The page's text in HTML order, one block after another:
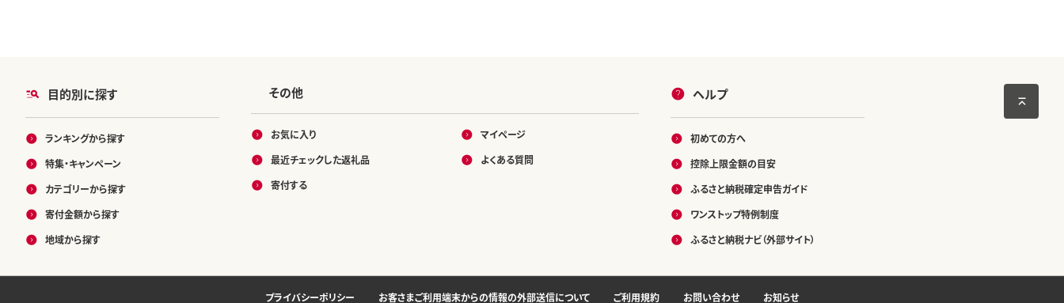
目的別に探す
ランキングから探す
特集・キャンペーン
カテゴリーから探す
寄付金額から探す
地域から探す
その他
お気に入り
最近チェックした返礼品
寄付する
マイページ
よくある質問
ヘルプ
初めての方へ
控除上限金額の目安
ふるさと納税確定申告ガイド
ワンストップ特例制度
ふるさと納税ナビ（外部サイト）
プライバシーポリシー お客さまご利用端末からの情報の外部送信について ご利用規約 お問い合わせ お知らせ